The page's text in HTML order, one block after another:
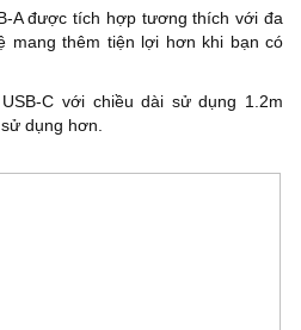
A được tích hợp tương thích với đa
mang thêm tiện lợi hơn khi bạn có
C với chiều dài sử dụng 1.2m
dụng hơn.